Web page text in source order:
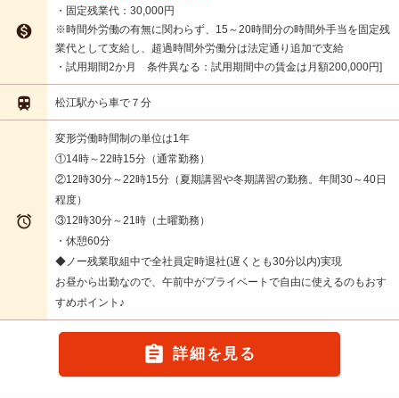

・固定残業代：30,000円
※時間外労働の有無に関わらず、15～20時間分の時間外手当を固定残
業代として支給し、超過時間外労働分は法定通り追加で支給
・試用期間2か月 条件異なる：試用期間中の賃金は月額200,000円
 松江駅から車で７分

変形労働時間制の単位は1年
①14時～22時15分（通常勤務）
②12時30分～22時15分（夏期講習や冬期講習の勤務。年間30～40日
程度）
③12時30分～21時（土曜勤務）
・休憩60分
◆ノー残業取組中で全社員定時退社(遅くとも30分以内)実現
お昼から出勤なので、午前中がプライベートで自由に使えるのもおす
すめポイント♪
 詳細を見る